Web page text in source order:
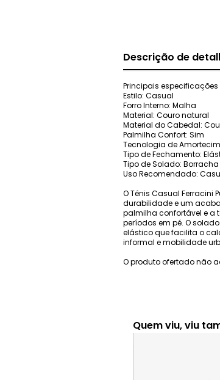
Descrição de
Principais
Estilo: Casual
Forro Interno: Malha
Material: Couro natural
Material do Cabedal:
Palmilha Confort: Sim
Tecnologia de
Tipo de Fechamento:
Tipo de Solado: Borracha
Uso Recomendado:
O Tênis Casual
durabilidade e um
palmilha confortável e a
períodos em pé. O
elástico que facilita o
informal e mobilidade
O produto ofertado não
Quem viu, viu